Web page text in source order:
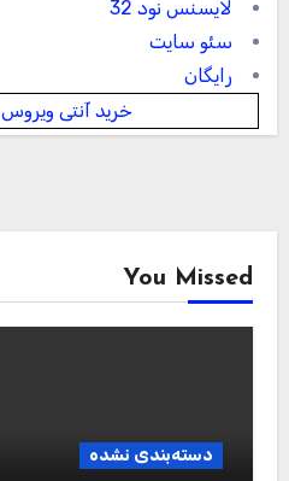
لایسنس نود 32
سئو سایت
رایگان
خرید آنتی ویروس Kaspersky
You Missed
دسته‌بندی نشده